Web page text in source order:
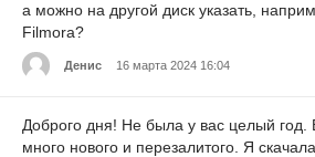
а можно на другой диск указать,
Filmora?
Денис 16 марта 2024 16:04
Доброго дня! Не была у вас целый год.
много нового и перезалитого. Я